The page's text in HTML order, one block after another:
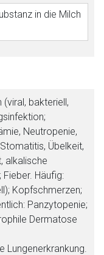
in die Milch
bakteriell,
Neutropenie,
Übelkeit,
alkalische
Häufig:
Kopfschmerzen;
Panzytopenie;
Dermatose
Lungenerkrankung.